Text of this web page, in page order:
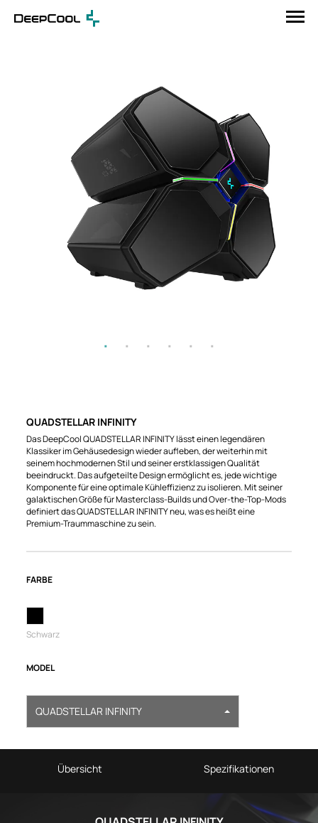
QUADSTELLAR INFINITY
Das DeepCool QUADSTELLAR INFINITY lässt einen legendären
Klassiker im Gehäusedesign wieder aufleben, der weiterhin mit
seinem hochmodernen Stil und seiner erstklassigen Qualität
beeindruckt. Das aufgeteilte Design ermöglicht es, jede wichtige
Komponente für eine optimale Kühleffizienz zu isolieren. Mit seiner
galaktischen Größe für Masterclass-Builds und Over-the-Top-Mods
definiert das QUADSTELLAR INFINITY neu, was es heißt eine
Premium-Traummaschine zu sein.
FARBE
Schwarz
MODEL
QUADSTELLAR INFINITY
Übersicht Spezifikationen